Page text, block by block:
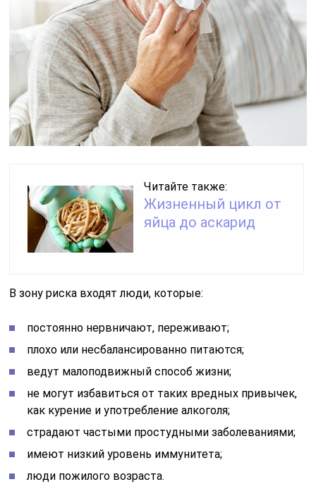
Читайте также:
Жизненный цикл от
яйца до аскарид
В зону риска входят люди, которые:
постоянно нервничают, переживают;
плохо или несбалансированно питаются;
ведут малоподвижный способ жизни;
не могут избавиться от таких вредных привычек,
как курение и употребление алкоголя;
страдают частыми простудными заболеваниями;
имеют низкий уровень иммунитета;
люди пожилого возраста.